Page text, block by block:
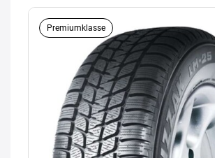
Premiumklasse